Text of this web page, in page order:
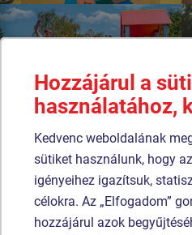
Hozzájárul a
használatához,
Kedvenc weboldalának
sütiket használunk, hogy
igényeihez igazítsuk,
célokra. Az „Elfogadom”
hozzájárul azok